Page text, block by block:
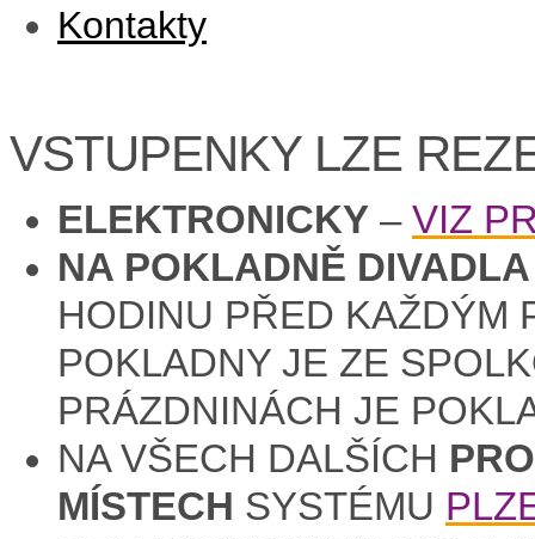
Kontakty
VSTUPENKY LZE
ELEKTRONICKY – VIZ
NA POKLADNĚ
HODINU PŘED KAŽDÝM
POKLADNY JE ZE
PRÁZDNINÁCH JE
NA VŠECH DALŠÍCH
MÍSTECH SYSTÉMU